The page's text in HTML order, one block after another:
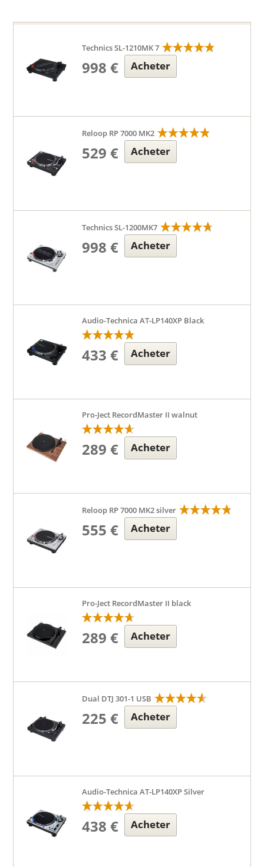
Technics SL-1210MK 7
998 € Acheter
Reloop RP 7000 MK2
529 € Acheter
Technics SL-1200MK7
998 € Acheter
Audio-Technica AT-LP140XP Black
433 € Acheter
Pro-Ject RecordMaster II walnut
289 € Acheter
Reloop RP 7000 MK2 silver
555 € Acheter
Pro-Ject RecordMaster II black
289 € Acheter
Dual DTJ 301-1 USB
225 € Acheter
Audio-Technica AT-LP140XP Silver
438 € Acheter